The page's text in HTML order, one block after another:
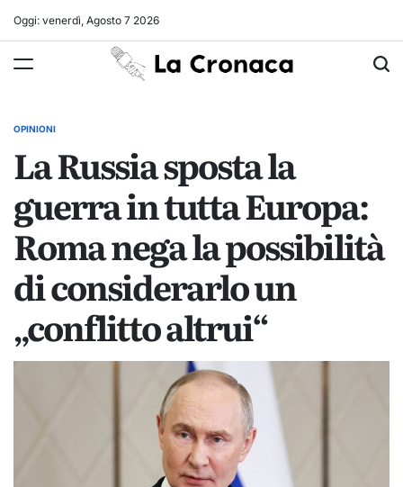
Oggi: venerdì, Agosto 7 2026
La
Cronaca
POSTED
OPINIONI
La Russia sposta la
guerra in tutta Europa:
Roma nega la possibilità
di considerarlo un
„conflitto altrui“